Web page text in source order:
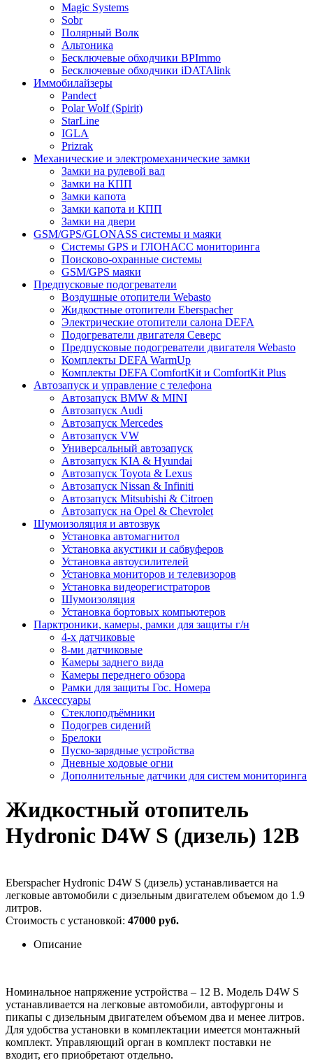
Magic Systems
Sobr
Полярный Волк
Альтоника
Бесключевые обходчики BPImmo
Бесключевые обходчики iDATAlink
Иммобилайзеры
Pandect
Polar Wolf (Spirit)
StarLine
IGLA
Prizrak
Механические и электромеханические замки
Замки на рулевой вал
Замки на КПП
Замки капота
Замки капота и КПП
Замки на двери
GSM/GPS/GLONASS системы и маяки
Системы GPS и ГЛОНАСС мониторинга
Поисково-охранные системы
GSM/GPS маяки
Предпусковые подогреватели
Воздушные отопители Webasto
Жидкостные отопители Eberspacher
Электрические отопители салона DEFA
Подогреватели двигателя Северс
Предпусковые подогреватели двигателя Webasto
Комплекты DEFA WarmUp
Комплекты DEFA ComfortKit и ComfortKit Plus
Автозапуск и управление с телефона
Автозапуск BMW & MINI
Автозапуск Audi
Автозапуск Mercedes
Автозапуск VW
Универсальный автозапуск
Автозапуск KIA & Hyundai
Автозапуск Toyota & Lexus
Автозапуск Nissan & Infiniti
Автозапуск Mitsubishi & Citroen
Автозапуск на Opel & Chevrolet
Шумоизоляция и автозвук
Установка автомагнитол
Установка акустики и сабвуферов
Установка автоусилителей
Установка мониторов и телевизоров
Установка видеорегистраторов
Шумоизоляция
Установка бортовых компьютеров
Парктроники, камеры, рамки для защиты г/н
4-х датчиковые
8-ми датчиковые
Камеры заднего вида
Камеры переднего обзора
Рамки для защиты Гос. Номера
Аксессуары
Стеклоподъёмники
Подогрев сидений
Брелоки
Пуско-зарядные устройства
Дневные ходовые огни
Дополнительные датчики для систем мониторинга
Жидкостный отопитель
Hydronic D4W S (дизель) 12В
Eberspacher Hydronic D4W S (дизель) устанавливается на
легковые автомобили с дизельным двигателем объемом до 1.9
литров.
Стоимость с установкой: 47000 руб.
Описание
Номинальное напряжение устройства – 12 В. Модель D4W S
устанавливается на легковые автомобили, автофургоны и
пикапы с дизельным двигателем объемом два и менее литров.
Для удобства установки в комплектации имеется монтажный
комплект. Управляющий орган в комплект поставки не
входит, его приобретают отдельно.